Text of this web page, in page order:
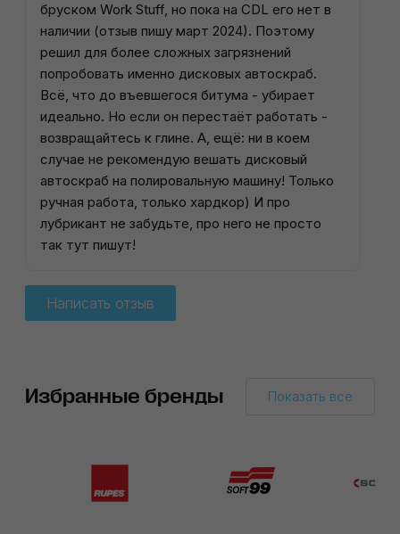
бруском Work Stuff, но пока на CDL его нет в
наличии (отзыв пишу март 2024). Поэтому
решил для более сложных загрязнений
попробовать именно дисковых автоскраб.
Всё, что до въевшегося битума - убирает
идеально. Но если он перестаёт работать -
возвращайтесь к глине. А, ещё: ни в коем
случае не рекомендую вешать дисковый
автоскраб на полировальную машину! Только
ручная работа, только хардкор) И про
лубрикант не забудьте, про него не просто
так тут пишут!
Написать отзыв
Избранные бренды Показать все